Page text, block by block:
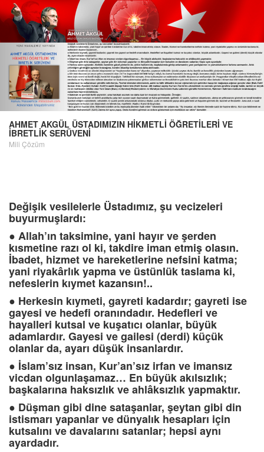
AHMET AKGÜL ÜSTADIMIZIN HİKMETLİ ÖĞRETİLERİ VE
İBRETLİK SERÜVENİ
Mili Çözüm
Değişik vesilelerle Üstadımız, şu vecizeleri
buyurmuşlardı:
● Allah’ın taksimine, yani hayır ve şerden
kısmetine razı ol ki, takdire iman etmiş olasın.
İbadet, hizmet ve hareketlerine nefsini katma;
yani riyakârlık yapma ve üstünlük taslama ki,
nefeslerin kıymet kazansın!..
● Herkesin kıymeti, gayreti kadardır; gayreti ise
gayesi ve hedefi oranındadır. Hedefleri ve
hayalleri kutsal ve kuşatıcı olanlar, büyük
adamlardır. Gayesi ve gailesi (derdi) küçük
olanlar da, ayarı düşük insanlardır.
● İslam’sız insan, Kur’an’sız irfan ve imansız
vicdan olgunlaşamaz… En büyük akılsızlık;
başkalarına haksızlık ve ahlâksızlık yapmaktır.
● Düşman gibi dine sataşanlar, şeytan gibi din
istismarı yapanlar ve dünyalık hesapları için
kutsalını ve davalarını satanlar; hepsi aynı
ayardadır.